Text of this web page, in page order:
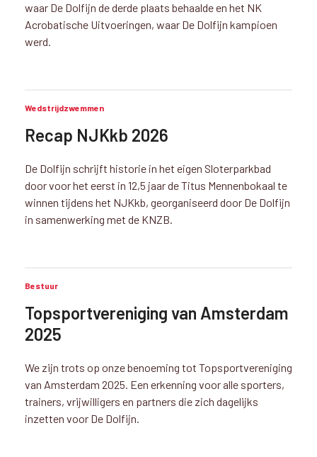
waar De Dolfijn de derde plaats behaalde en het NK
Acrobatische Uitvoeringen, waar De Dolfijn kampioen
werd.
Wedstrijdzwemmen
Recap NJKkb 2026
De Dolfijn schrijft historie in het eigen Sloterparkbad
door voor het eerst in 12,5 jaar de Titus Mennenbokaal te
winnen tijdens het NJKkb, georganiseerd door De Dolfijn
in samenwerking met de KNZB.
Bestuur
Topsportvereniging van Amsterdam
2025
We zijn trots op onze benoeming tot Topsportvereniging
van Amsterdam 2025. Een erkenning voor alle sporters,
trainers, vrijwilligers en partners die zich dagelijks
inzetten voor De Dolfijn.